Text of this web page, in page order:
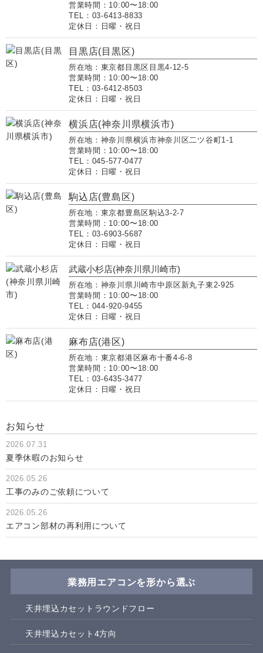
営業時間：10:00〜18:00
TEL：03-6413-8833
定休日：日曜・祝日
目黒店(目黒区)
所在地：東京都目黒区目黒4-12-5
営業時間：10:00〜18:00
TEL：03-6412-8503
定休日：日曜・祝日
横浜店(神奈川県横浜市)
所在地：神奈川県横浜市神奈川区二ツ谷町1-1
営業時間：10:00〜18:00
TEL：045-577-0477
定休日：日曜・祝日
駒込店(豊島区)
所在地：東京都豊島区駒込3-2-7
営業時間：10:00〜18:00
TEL：03-6903-5687
定休日：日曜・祝日
武蔵小杉店(神奈川県川崎市)
所在地：神奈川県川崎市中原区新丸子東2-925
営業時間：10:00〜18:00
TEL：044-920-9455
定休日：日曜・祝日
麻布店(港区)
所在地：東京都港区麻布十番4-6-8
営業時間：10:00〜18:00
TEL：03-6435-3477
定休日：日曜・祝日
お知らせ
2026.07.31
夏季休暇のお知らせ
2026.05.26
工事のみのご依頼について
2026.05.26
エアコン部材の再利用について
業務用エアコンを形から選ぶ
天井埋込カセットラウンドフロー
天井埋込カセット4方向